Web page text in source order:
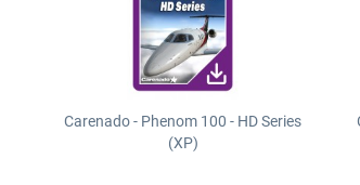
Carenado - Phenom 100 - HD Series
(XP)